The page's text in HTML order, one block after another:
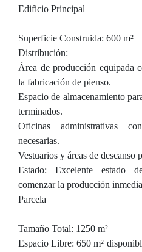
Edificio Principal
Superficie Construida: 600 m²
Distribución:
Área de producción equipada
la fabricación de pienso.
Espacio de almacenamiento
terminados.
Oficinas administrativas
necesarias.
Vestuarios y áreas de descanso
Estado: Excelente estado
comenzar la producción
Parcela
Tamaño Total: 1250 m²
Espacio Libre: 650 m²